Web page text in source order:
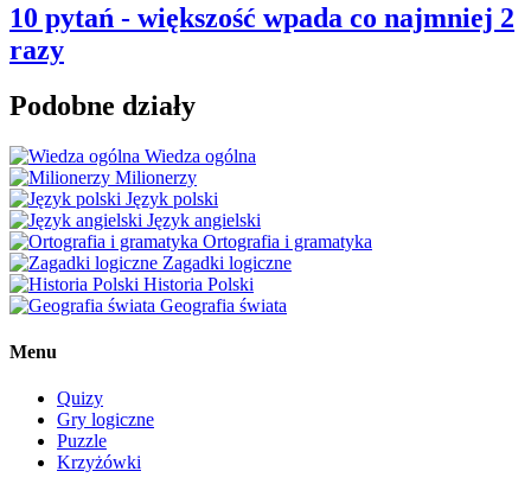
10 pytań - większość wpada co najmniej 2
razy
Podobne działy
Wiedza ogólna
Milionerzy
Język polski
Język angielski
Ortografia i gramatyka
Zagadki logiczne
Historia Polski
Geografia świata
Menu
Quizy
Gry logiczne
Puzzle
Krzyżówki